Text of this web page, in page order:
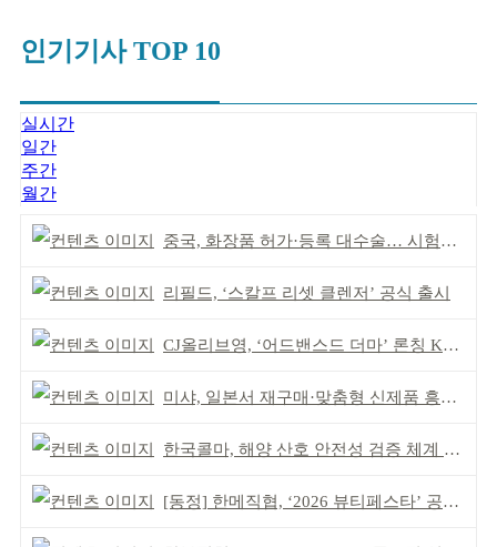
인기기사 TOP 10
실시간
일간
주간
월간
중국, 화장품 허가·등록 대수술… 시험자료 공용 허용
리필드, ‘스칼프 리셋 클렌저’ 공식 출시
CJ올리브영, ‘어드밴스드 더마’ 론칭 K더마 육성 박차
미샤, 일본서 재구매·맞춤형 신제품 흥행 ‘쌍끌이’
한국콜마, 해양 산호 안전성 검증 체계 구축
[동정] 한메직협, ‘2026 뷰티페스타’ 공동 주최